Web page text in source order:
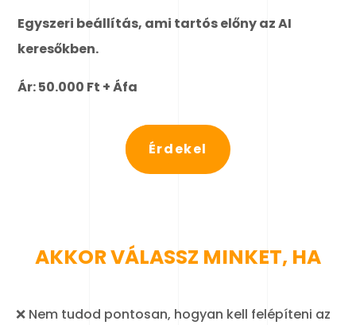
Egyszeri beállítás, ami tartós előny az AI
keresőkben.
Ár: 50.000 Ft + Áfa
Érdekel
AKKOR VÁLASSZ MINKET, HA
❌ Nem tudod pontosan, hogyan kell felépíteni az